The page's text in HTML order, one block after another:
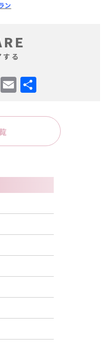
ン
する
Mastodon
Email